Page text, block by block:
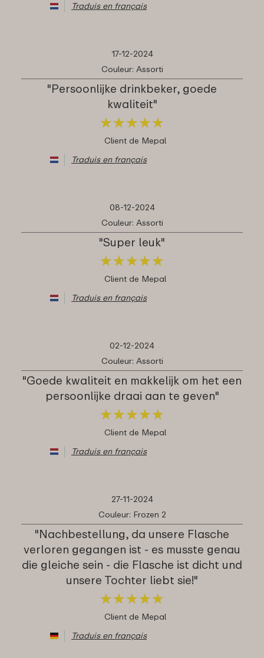
Traduis en français
17-12-2024
Couleur: Assorti
"Persoonlijke drinkbeker, goede
kwaliteit"
★★★★★
★★★★★
Client de Mepal
Traduis en français
08-12-2024
Couleur: Assorti
"Super leuk"
★★★★★
★★★★★
Client de Mepal
Traduis en français
02-12-2024
Couleur: Assorti
"Goede kwaliteit en makkelijk om het een
persoonlijke draai aan te geven"
★★★★★
★★★★★
Client de Mepal
Traduis en français
27-11-2024
Couleur: Frozen 2
"Nachbestellung, da unsere Flasche
verloren gegangen ist - es musste genau
die gleiche sein - die Flasche ist dicht und
unsere Tochter liebt sie!"
★★★★★
★★★★★
Client de Mepal
Traduis en français